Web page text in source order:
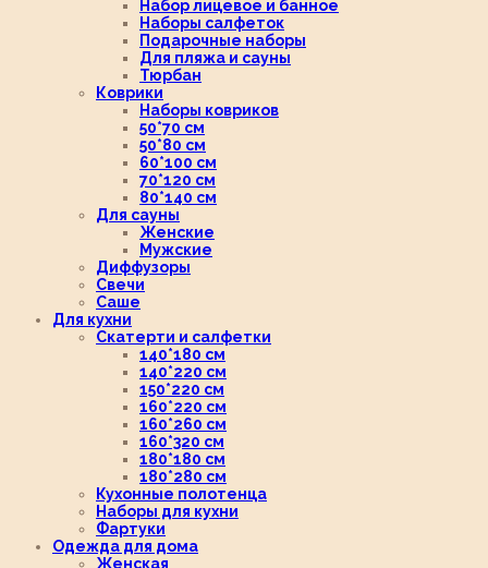
Набор лицевое и банное
Наборы салфеток
Подарочные наборы
Для пляжа и сауны
Тюрбан
Коврики
Наборы ковриков
50*70 см
50*80 см
60*100 см
70*120 см
80*140 см
Для сауны
Женские
Мужские
Диффузоры
Свечи
Саше
Для кухни
Скатерти и салфетки
140*180 см
140*220 см
150*220 см
160*220 см
160*260 см
160*320 см
180*180 см
180*280 см
Кухонные полотенца
Наборы для кухни
Фартуки
Одежда для дома
Женская